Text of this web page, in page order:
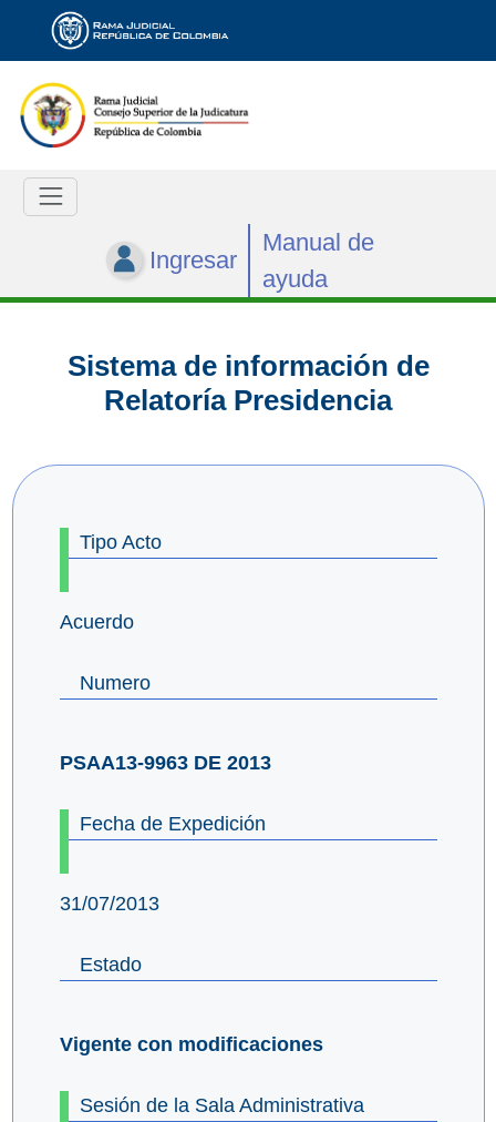
Ingresar
Manual de
ayuda
Sistema de información de
Relatoría Presidencia
Tipo Acto
Acuerdo
Numero
PSAA13-9963 DE 2013
Fecha de Expedición
31/07/2013
Estado
Vigente con modificaciones
Sesión de la Sala Administrativa